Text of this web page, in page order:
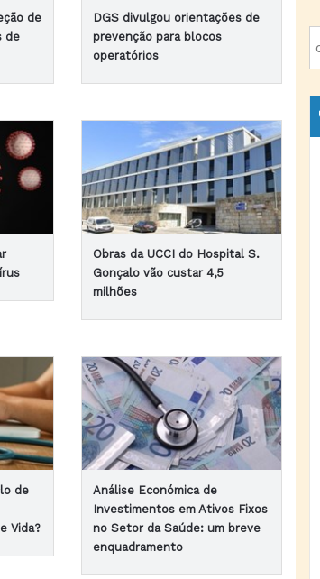
de
de
DGS divulgou orientações de
prevenção para blocos
operatórios
Obras da UCCI do Hospital S.
Gonçalo vão custar 4,5
milhões
de
Vida?
Análise Económica de
Investimentos em Ativos Fixos
no Setor da Saúde: um breve
enquadramento